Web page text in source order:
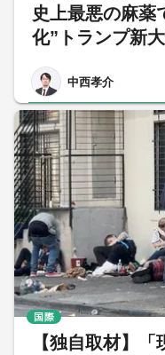
史上最悪の麻薬
化”トランプ新
中西孝介
【独自取材】
国際